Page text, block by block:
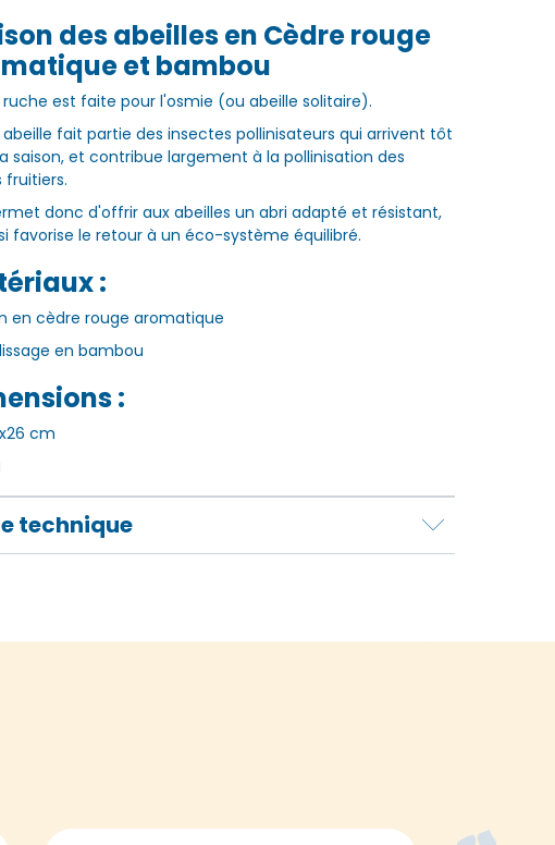
des abeilles en Cèdre rouge
et bambou
est faite pour l'osmie (ou abeille solitaire).
fait partie des insectes pollinisateurs qui arrivent tôt
saison, et contribue largement à la pollinisation des
fruitiers.
donc d'offrir aux abeilles un abri adapté et résistant,
favorise le retour à un éco-système équilibré.
:
en cèdre rouge aromatique
en bambou
:
cm
technique